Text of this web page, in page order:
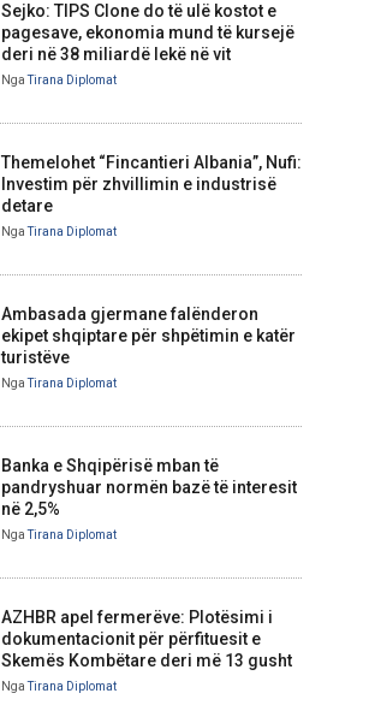
Sejko: TIPS Clone do të ulë kostot e
pagesave, ekonomia mund të kursejë
deri në 38 miliardë lekë në vit
NgaTirana Diplomat
Themelohet “Fincantieri Albania”, Nufi:
Investim për zhvillimin e industrisë
detare
NgaTirana Diplomat
Ambasada gjermane falënderon
ekipet shqiptare për shpëtimin e katër
turistëve
NgaTirana Diplomat
Banka e Shqipërisë mban të
pandryshuar normën bazë të interesit
në 2,5%
NgaTirana Diplomat
AZHBR apel fermerëve: Plotësimi i
dokumentacionit për përfituesit e
Skemës Kombëtare deri më 13 gusht
NgaTirana Diplomat